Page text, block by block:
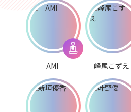
AMI 峰尾こずえ